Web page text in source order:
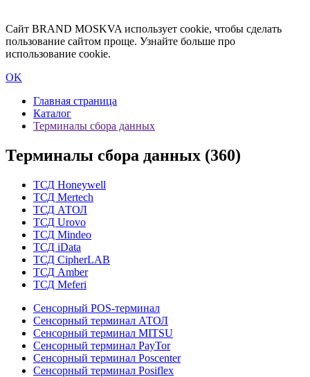
Сайт BRAND MOSKVA использует cookie, чтобы сделать
пользование сайтом проще. Узнайте больше про
использование cookie.
OK
Главная страница
Каталог
Терминалы сбора данных
Терминалы сбора данных (360)
ТСД Honeywell
ТСД Mertech
ТСД АТОЛ
ТСД Urovo
ТСД Mindeo
ТСД iData
ТСД CipherLAB
ТСД Amber
ТСД Meferi
Сенсорный POS-терминал
Сенсорный терминал АТОЛ
Сенсорный терминал MITSU
Сенсорный терминал PayTor
Сенсорный терминал Poscenter
Сенсорный терминал Posiflex